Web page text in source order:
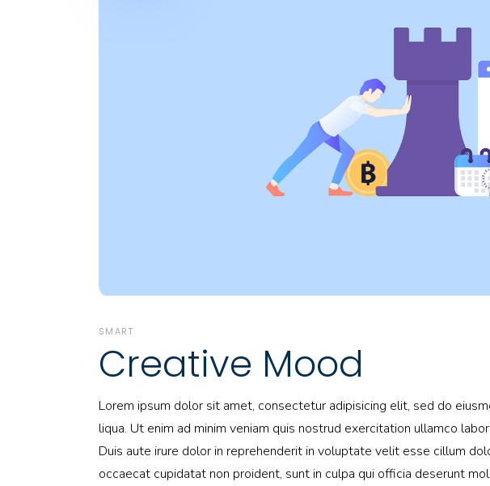
SMART
Creative Mood
Lorem ipsum dolor sit amet, consectetur adipisicing elit, sed do
liqua. Ut enim ad minim veniam quis nostrud exercitation ullamco
Duis aute irure dolor in reprehenderit in voluptate velit esse cillum
occaecat cupidatat non proident, sunt in culpa qui officia deserunt